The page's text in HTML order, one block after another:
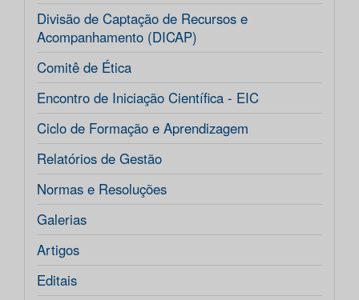
Divisão de Captação de Recursos e
Acompanhamento (DICAP)
Comitê de Ética
Encontro de Iniciação Científica - EIC
Ciclo de Formação e Aprendizagem
Relatórios de Gestão
Normas e Resoluções
Galerias
Artigos
Editais